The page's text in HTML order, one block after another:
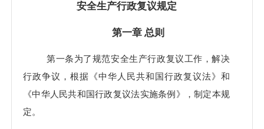
安全生产行政复议规定
第一章 总则
第一条为了规范安全生产行政复议工作，解决
行政争议，根据《中华人民共和国行政复议法》和
《中华人民共和国行政复议法实施条例》，制定本规
定。